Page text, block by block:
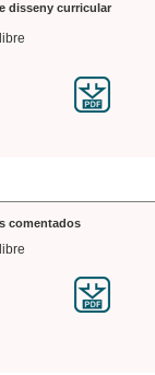
disseny curricular
comentados